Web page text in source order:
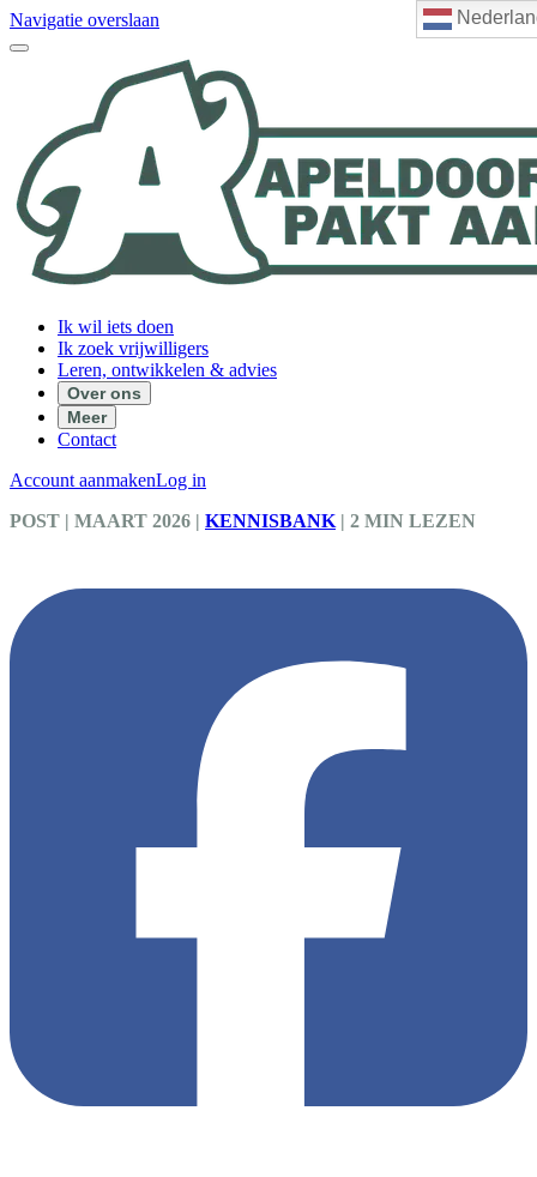
Navigatie overslaan
Ik wil iets doen
Ik zoek vrijwilligers
Leren, ontwikkelen & advies
Over ons
Meer
Contact
Account aanmakenLog in
POST | MAART 2026 | KENNISBANK | 2 MIN LEZEN